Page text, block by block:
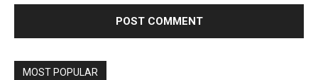
MOST POPULAR